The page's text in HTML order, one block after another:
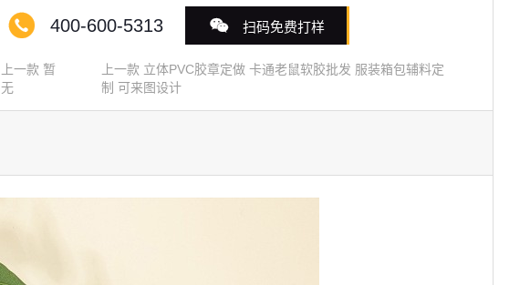
400-600-5313 扫码免费打样
上一款 暂
无
上一款 立体PVC胶章定做 卡通老鼠软胶批发 服装箱包辅料定
制 可来图设计